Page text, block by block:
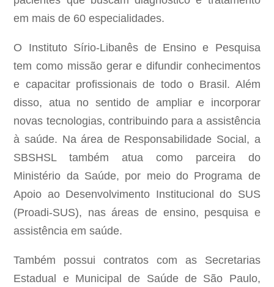
em mais de 60 especialidades.
O Instituto Sírio-Libanês de Ensino e Pesquisa
tem como missão gerar e difundir conhecimentos
e capacitar profissionais de todo o Brasil. Além
disso, atua no sentido de ampliar e incorporar
novas tecnologias, contribuindo para a assistência
à saúde. Na área de Responsabilidade Social, a
SBSHSL também atua como parceira do
Ministério da Saúde, por meio do Programa de
Apoio ao Desenvolvimento Institucional do SUS
(Proadi-SUS), nas áreas de ensino, pesquisa e
assistência em saúde.
Também possui contratos com as Secretarias
Estadual e Municipal de Saúde de São Paulo,